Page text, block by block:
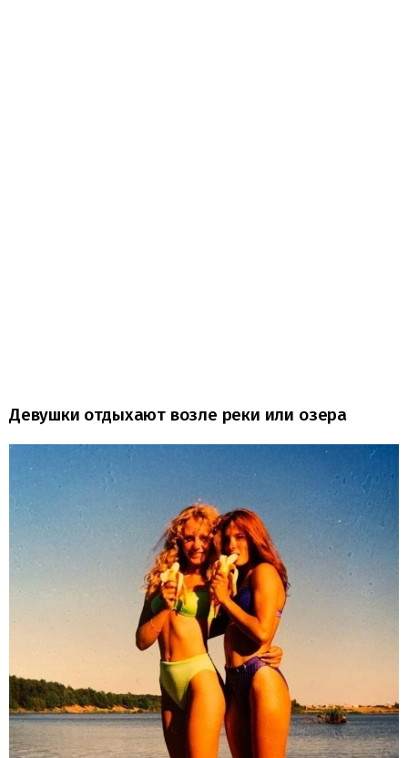
Девушки отдыхают возле реки или озера